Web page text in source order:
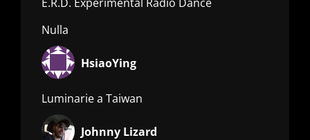
Nulla
HsiaoYing
Luminarie a Taiwan
Johnny Lizard